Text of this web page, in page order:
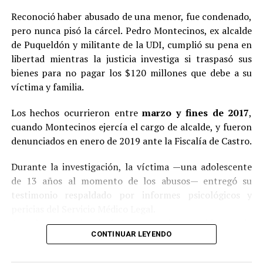
Reconoció haber abusado de una menor, fue condenado,
pero nunca pisó la cárcel. Pedro Montecinos, ex alcalde
de Puqueldón y militante de la UDI, cumplió su pena en
libertad mientras la justicia investiga si traspasó sus
bienes para no pagar los $120 millones que debe a su
víctima y familia.
Los hechos ocurrieron entremarzo y fines de 2017,
cuando Montecinos ejercía el cargo de alcalde, y fueron
denunciados en enero de 2019 ante la Fiscalía de Castro.
Durante la investigación, la víctima —una adolescente
de 13 años al momento de los abusos— entregó su
testimonio respaldado por informes psicológicos y
Ante la contundencia de los antecedentes, el imputado
aceptó los cargosen un procedimiento abreviado,
CONTINUAR LEYENDO